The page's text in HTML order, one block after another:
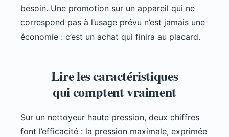
besoin. Une promotion sur un appareil qui ne
correspond pas à l’usage prévu n’est jamais une
économie : c’est un achat qui finira au placard.
Lire les caractéristiques
qui comptent vraiment
Sur un nettoyeur haute pression, deux chiffres
font l’efficacité : la pression maximale, exprimée